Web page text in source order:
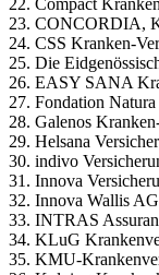
23. CONCORDIA,
24. CSS Kranken-
25. Die
26. EASY SANA
27. Fondation Natura
28. Galenos
29. Helsana
30. indivo
31. Innova
32. Innova Wallis
33. INTRAS
34. KLuG
35. KMU-